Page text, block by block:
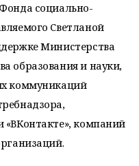
социально-
Светланой
Министерства
образования и науки,
коммуникаций
«ВКонтакте», компаний